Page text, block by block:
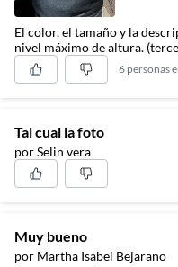
El color, el tamaño y la
nivel máximo de altura.
6 personas
Tal cual la foto
por Selin vera
Muy bueno
por Martha Isabel Bejarano